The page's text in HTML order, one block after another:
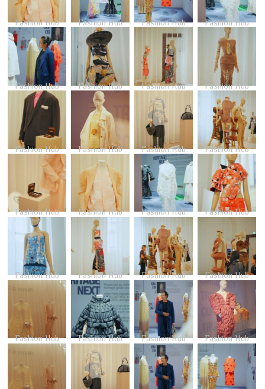
Fashion Hub Fashion Hub Fashion Hub Fashion Hub
Fashion Hub Fashion Hub Fashion Hub Fashion Hub
Fashion Hub Fashion Hub Fashion Hub Fashion Hub
Fashion Hub Fashion Hub Fashion Hub Fashion Hub
Fashion Hub Fashion Hub Fashion Hub Fashion Hub
Fashion Hub Fashion Hub Fashion Hub Fashion Hub